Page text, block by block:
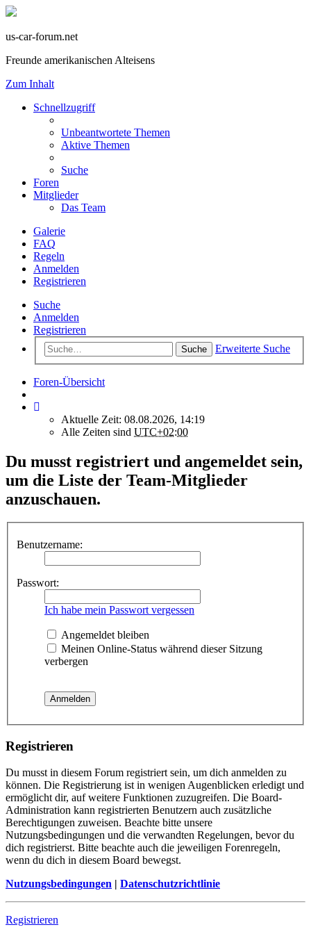
us-car-forum.net
Freunde amerikanischen Alteisens
Zum Inhalt
Schnellzugriff
Unbeantwortete Themen
Aktive Themen
Suche
Foren
Mitglieder
Das Team
Galerie
FAQ
Regeln
Anmelden
Registrieren
Suche
Anmelden
Registrieren
Suche Erweiterte Suche
Foren-Übersicht
Aktuelle Zeit: 08.08.2026, 14:19
Alle Zeiten sind UTC+02:00
Du musst registriert und angemeldet sein,
um die Liste der Team-Mitglieder
anzuschauen.
Benutzername:
Passwort:
Ich habe mein Passwort vergessen
Angemeldet bleiben
Meinen Online-Status während dieser Sitzung
verbergen
Registrieren
Du musst in diesem Forum registriert sein, um dich anmelden zu
können. Die Registrierung ist in wenigen Augenblicken erledigt und
ermöglicht dir, auf weitere Funktionen zuzugreifen. Die Board-
Administration kann registrierten Benutzern auch zusätzliche
Berechtigungen zuweisen. Beachte bitte unsere
Nutzungsbedingungen und die verwandten Regelungen, bevor du
dich registrierst. Bitte beachte auch die jeweiligen Forenregeln,
wenn du dich in diesem Board bewegst.
Nutzungsbedingungen | Datenschutzrichtlinie
Registrieren